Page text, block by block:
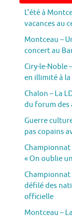
L’été à
vacances au
Montceau –
concert au
Ciry-le-Noble
en illimité à
Chalon – La
du forum des
Guerre
pas copains
Championnat
« On oublie
Championnat
défilé des
officielle
Montceau –